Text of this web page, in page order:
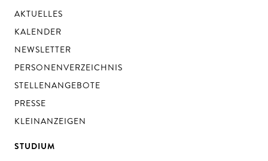
AKTUELLES
KALENDER
NEWSLETTER
PERSONENVERZEICHNIS
STELLENANGEBOTE
PRESSE
KLEINANZEIGEN
STUDIUM